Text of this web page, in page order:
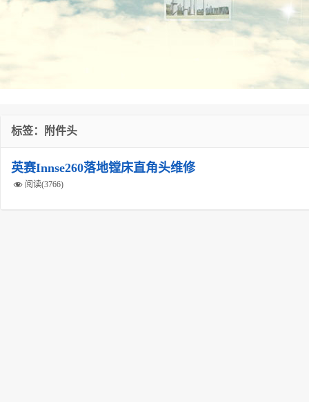
标签：附件头
英赛Innse260落地镗床直角头维修
阅读(3766)